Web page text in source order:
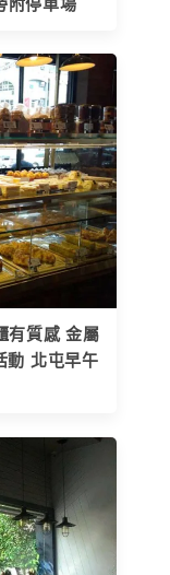
附停車場
有質感 金屬
動 北屯早午